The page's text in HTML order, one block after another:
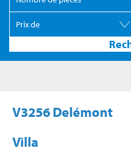
V3256 Delémont
Villa